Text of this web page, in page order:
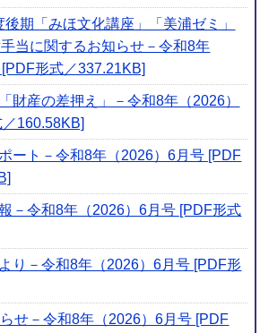
期「みほ文化講座」「美浦ゼミ」
当に関するお知らせ－令和8年
[PDF形式／337.21KB]
財産の差押え」－令和8年（2026）
160.58KB]
ート－令和8年（2026）6月号 [PDF
－令和8年（2026）6月号 [PDF形式
り－令和8年（2026）6月号 [PDF形
せ－令和8年（2026）6月号 [PDF